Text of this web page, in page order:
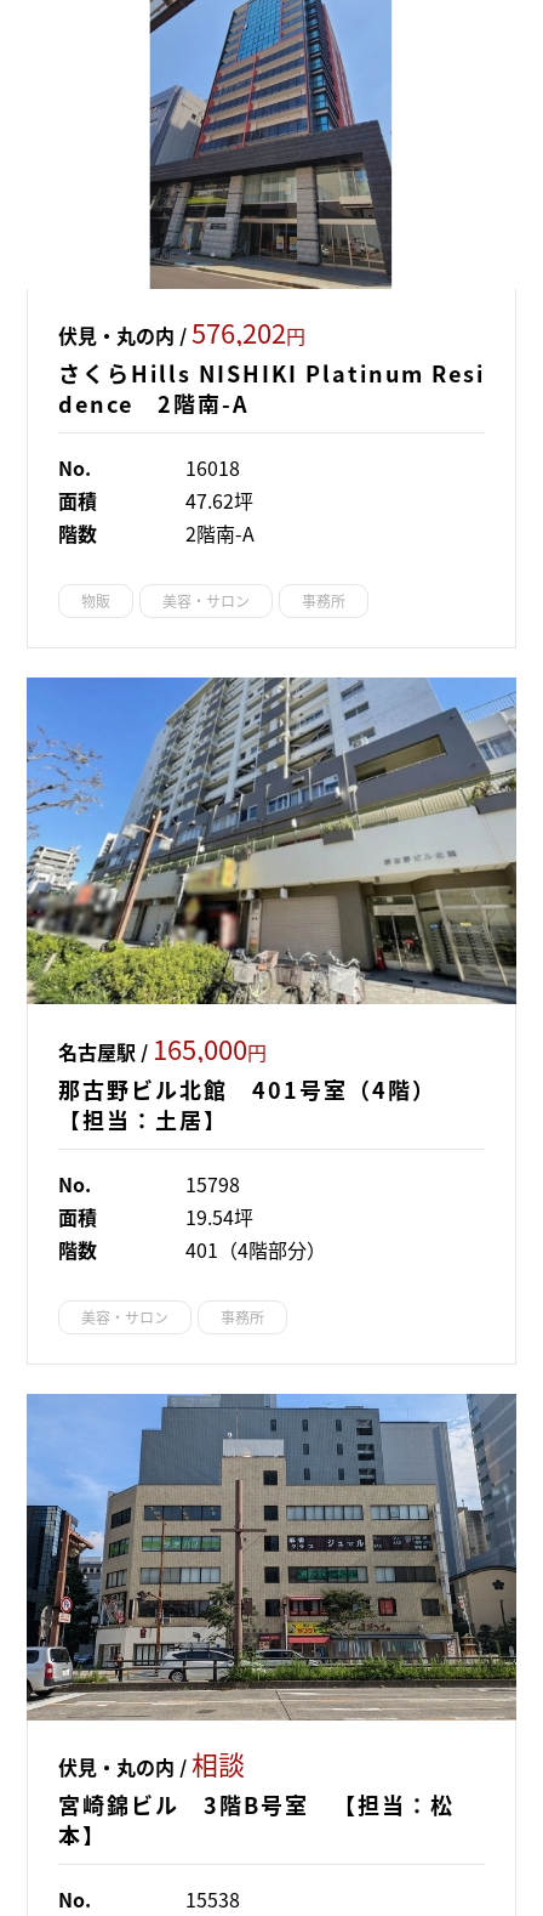
伏見・丸の内 /576,202円
さくらHills NISHIKI Platinum Resi
dence 2階南-A
No.
16018
面積
47.62坪
階数
2階南-A
物販 美容・サロン 事務所
名古屋駅 / 165,000円
那古野ビル北館 401号室（4階）
【担当：土居】
No.
15798
面積
19.54坪
階数
401（4階部分）
美容・サロン 事務所
伏見・丸の内 /相談
宮崎錦ビル 3階B号室 【担当：松
本】
No.
15538